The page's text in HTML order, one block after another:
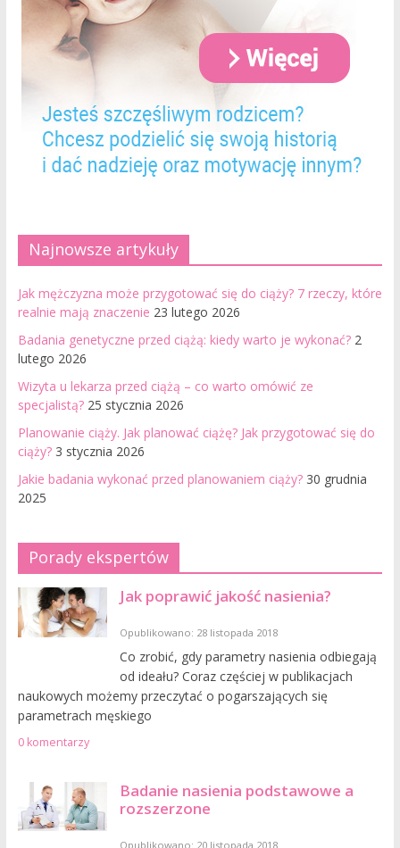
Najnowsze artykuły
Jak mężczyzna może przygotować się do ciąży? 7 rzeczy, które
realnie mają znaczenie 23 lutego 2026
Badania genetyczne przed ciążą: kiedy warto je wykonać? 2
lutego 2026
Wizyta u lekarza przed ciążą – co warto omówić ze
specjalistą? 25 stycznia 2026
Planowanie ciąży. Jak planować ciążę? Jak przygotować się do
ciąży? 3 stycznia 2026
Jakie badania wykonać przed planowaniem ciąży? 30 grudnia
2025
Porady ekspertów
Jak poprawić jakość nasienia?
Opublikowano: 28 listopada 2018
Co zrobić, gdy parametry nasienia odbiegają
od ideału? Coraz częściej w publikacjach
naukowych możemy przeczytać o pogarszających się
parametrach męskiego
0 komentarzy
Badanie nasienia podstawowe a
rozszerzone
Opublikowano: 20 listopada 2018